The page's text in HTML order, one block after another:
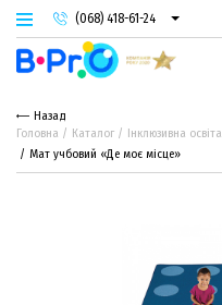
(068) 418-61-24
(093) 974-66-94
(095) 987-29-55
Назад
Головна
Каталог Інклюзивна освіта
Мат учбовий «Де моє місце»